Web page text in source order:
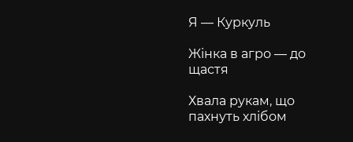
Я — Куркуль
Жінка в агро — до
щастя
Хвала рукам, що
пахнуть хлібом